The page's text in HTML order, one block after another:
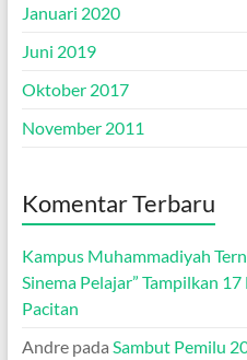
Januari 2020
Juni 2019
Oktober 2017
November 2011
Komentar Terbaru
Kampus Muhammadiyah
Sinema Pelajar” Tampilkan
Pacitan
Andrepada Sambut Pemilu